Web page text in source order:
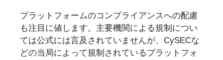
プラットフォームのコンプライアンスへの配慮
も注目に値します。主要機関による規制につい
ては公式には言及されていませんが、CySECな
どの当局によって規制されているプラットフォ